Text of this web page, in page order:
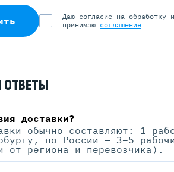
Даю согласие на обработку
принимаю соглашение
ОТВЕТЫ
доставки?
обычно составляют: 1
по России — 3–5
от региона и перевозчика).